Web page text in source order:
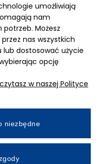
umożliwiają
nam
Możesz
nas wszystkich
lub dostosować użycie
opcję
w naszej Polityce
niezbędne